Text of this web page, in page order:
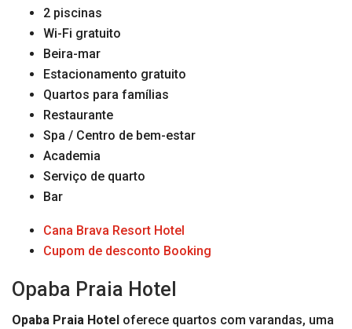
2 piscinas
Wi-Fi gratuito
Beira-mar
Estacionamento gratuito
Quartos para famílias
Restaurante
Spa / Centro de bem-estar
Academia
Serviço de quarto
Bar
Cana Brava Resort Hotel
Cupom de desconto Booking
Opaba Praia Hotel
Opaba Praia Hotel oferece quartos com varandas, uma